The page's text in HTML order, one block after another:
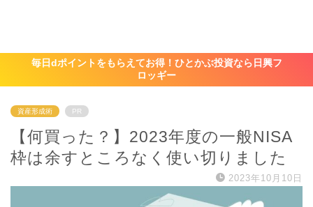
毎日dポイントをもらえてお得！ひとかぶ投資なら日興フ
ロッギー
資産形成術 PR
【何買った？】2023年度の一般NISA
枠は余すところなく使い切りました
2023年10月10日